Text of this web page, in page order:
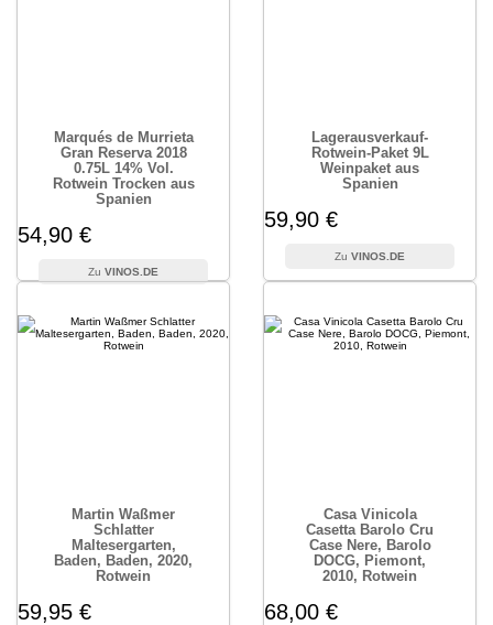
Marqués de Murrieta
Gran Reserva 2018
0.75L 14% Vol.
Rotwein Trocken aus
Spanien
54,90 €
VINOS.DE
Lagerausverkauf-
Rotwein-Paket 9L
Weinpaket aus
Spanien
59,90 €
VINOS.DE
Martin Waßmer
Schlatter
Maltesergarten,
Baden, Baden, 2020,
Rotwein
59,95 €
Casa Vinicola
Casetta Barolo Cru
Case Nere, Barolo
DOCG, Piemont,
2010, Rotwein
68,00 €